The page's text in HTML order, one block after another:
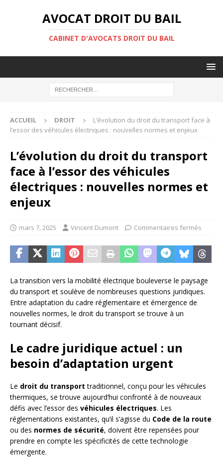
AVOCAT DROIT DU BAIL
CABINET D'AVOCATS DROIT DU BAIL
ACCUEIL DROIT
L’évolution du droit du transport face à
l’essor des véhicules électriques : nouvelles normes et enjeux
L’évolution du droit du transport
face à l’essor des véhicules
électriques : nouvelles normes et
enjeux
mars 7, 2025 Vincent Dumont Commentaires fermés
La transition vers la mobilité électrique bouleverse le paysage
du transport et soulève de nombreuses questions juridiques.
Entre adaptation du cadre réglementaire et émergence de
nouvelles normes, le droit du transport se trouve à un
tournant décisif.
Le cadre juridique actuel : un
besoin d’adaptation urgent
Le droit du transport traditionnel, conçu pour les véhicules
thermiques, se trouve aujourd’hui confronté à de nouveaux
défis avec l’essor des véhicules électriques. Les
réglementations existantes, qu’il s’agisse du Code de la route
ou des normes de sécurité, doivent être repensées pour
prendre en compte les spécificités de cette technologie
émergente.